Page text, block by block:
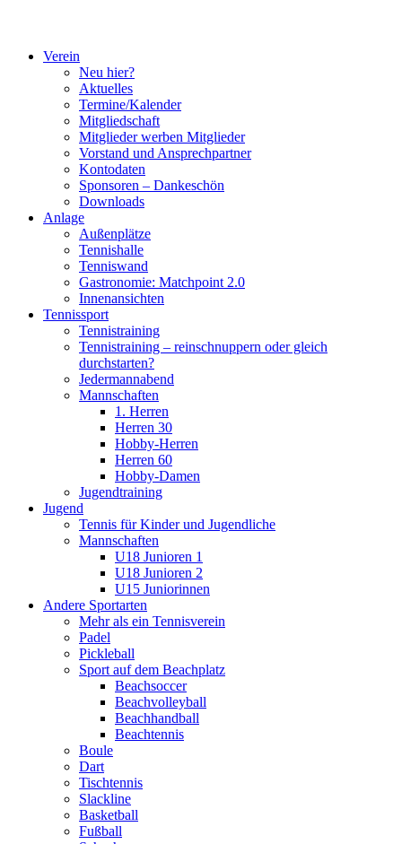
Verein
Neu hier?
Aktuelles
Termine/Kalender
Mitgliedschaft
Mitglieder werben Mitglieder
Vorstand und Ansprechpartner
Kontodaten
Sponsoren – Dankeschön
Downloads
Anlage
Außenplätze
Tennishalle
Tenniswand
Gastronomie: Matchpoint 2.0
Innenansichten
Tennissport
Tennistraining
Tennistraining – reinschnuppern oder gleich
durchstarten?
Jedermannabend
Mannschaften
1. Herren
Herren 30
Hobby-Herren
Herren 60
Hobby-Damen
Jugendtraining
Jugend
Tennis für Kinder und Jugendliche
Mannschaften
U18 Junioren 1
U18 Junioren 2
U15 Juniorinnen
Andere Sportarten
Mehr als ein Tennisverein
Padel
Pickleball
Sport auf dem Beachplatz
Beachsoccer
Beachvolleyball
Beachhandball
Beachtennis
Boule
Dart
Tischtennis
Slackline
Basketball
Fußball